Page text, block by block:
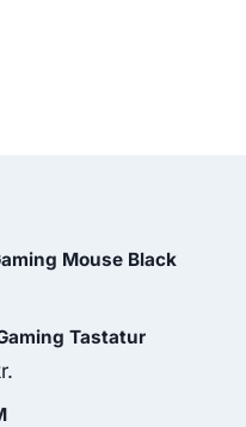
Mouse Black
price
is:
Tastatur